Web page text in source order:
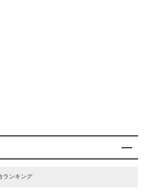
ランキング